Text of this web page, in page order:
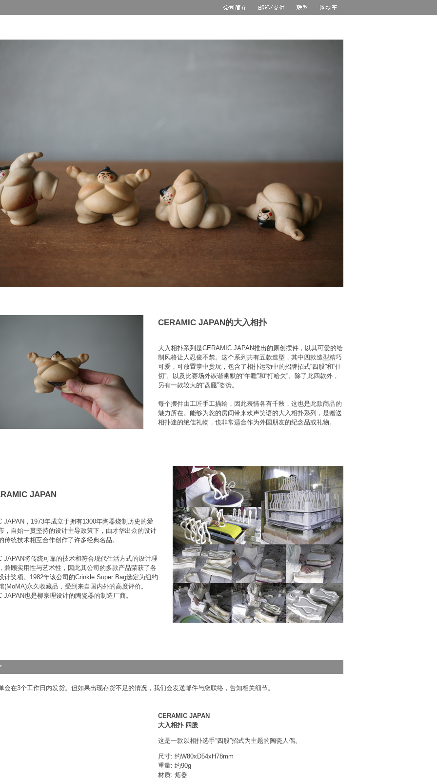
CERAMIC JAPAN的大入相扑
大入相扑系列是CERAMIC JAPAN推出的原创摆件，以其可爱的绘
制风格让人忍俊不禁。这个系列共有五款造型，其中四款造型精巧
可爱，可放置掌中赏玩，包含了相扑运动中的招牌招式“四股”和“仕
切”、以及比赛场外诙谐幽默的“午睡”和“打哈欠”。除了此四款外，
另有一款较大的“盘腿”姿势。
每个摆件由工匠手工描绘，因此表情各有千秋，这也是此款商品的
魅力所在。能够为您的房间带来欢声笑语的大入相扑系列，是赠送
相扑迷的绝佳礼物，也非常适合作为外国朋友的纪念品或礼物。
JAPAN
JAPAN，1973年成立于拥有1300年陶器烧制历史的爱
，自始一贯坚持的设计主导政策下，由才华出众的设计
传统技术相互合作创作了许多经典名品。
JAPAN将传统可靠的技术和符合现代生活方式的设计理
兼顾实用性与艺术性，因此其公司的多款产品荣获了各
计奖项。1982年该公司的Crinkle Super Bag选定为纽约
(MoMA)永久收藏品，受到来自国内外的高度评价。
JAPAN也是柳宗理设计的陶瓷器的制造厂商。
会在3个工作日内发货。但如果出现存货不足的情况，我们会发送邮件与您联络，告知相关细节。
CERAMIC JAPAN
大入相扑 四股
这是一款以相扑选手“四股”招式为主题的陶瓷人偶。
尺寸: 约W80xD54xH78mm
重量: 约90g
材质: 炻器